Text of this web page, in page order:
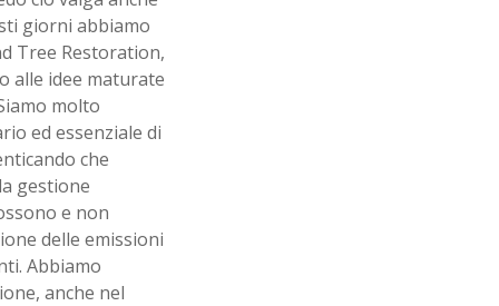
giorni abbiamo
Tree Restoration,
alle idee maturate
molto
ed essenziale di
che
gestione
e non
delle emissioni
Abbiamo
anche nel